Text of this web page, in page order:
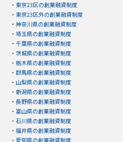
・ 東京23区の創業融資制度
・ 東京23区外の創業融資制度
・ 神奈川県の創業融資制度
・ 埼玉県の創業融資制度
・ 千葉県の創業融資制度
・ 茨城県の創業融資制度
・ 栃木県の創業融資制度
・ 群馬県の創業融資制度
・ 山梨県の創業融資制度
・ 新潟県の創業融資制度
・ 長野県の創業融資制度
・ 富山県の創業融資制度
・ 石川県の創業融資制度
・ 福井県の創業融資制度
・ 愛知県の創業融資制度